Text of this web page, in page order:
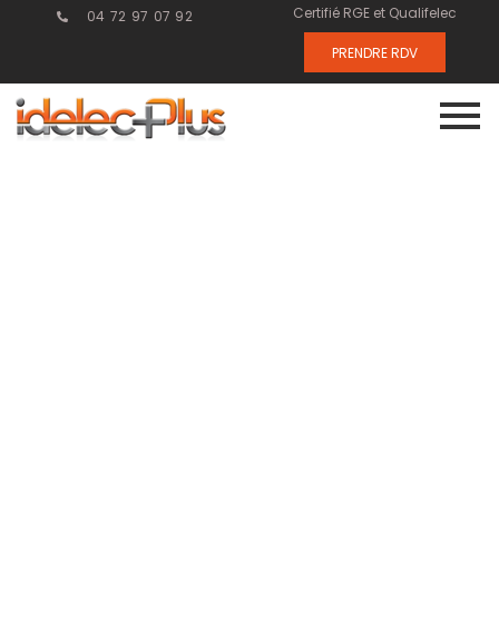
04 72 97 07 92 Certifié RGE et Qualifelec
PRENDRE RDV